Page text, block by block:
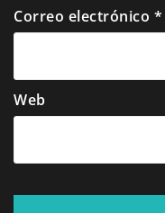
Correo electrónico *
Web